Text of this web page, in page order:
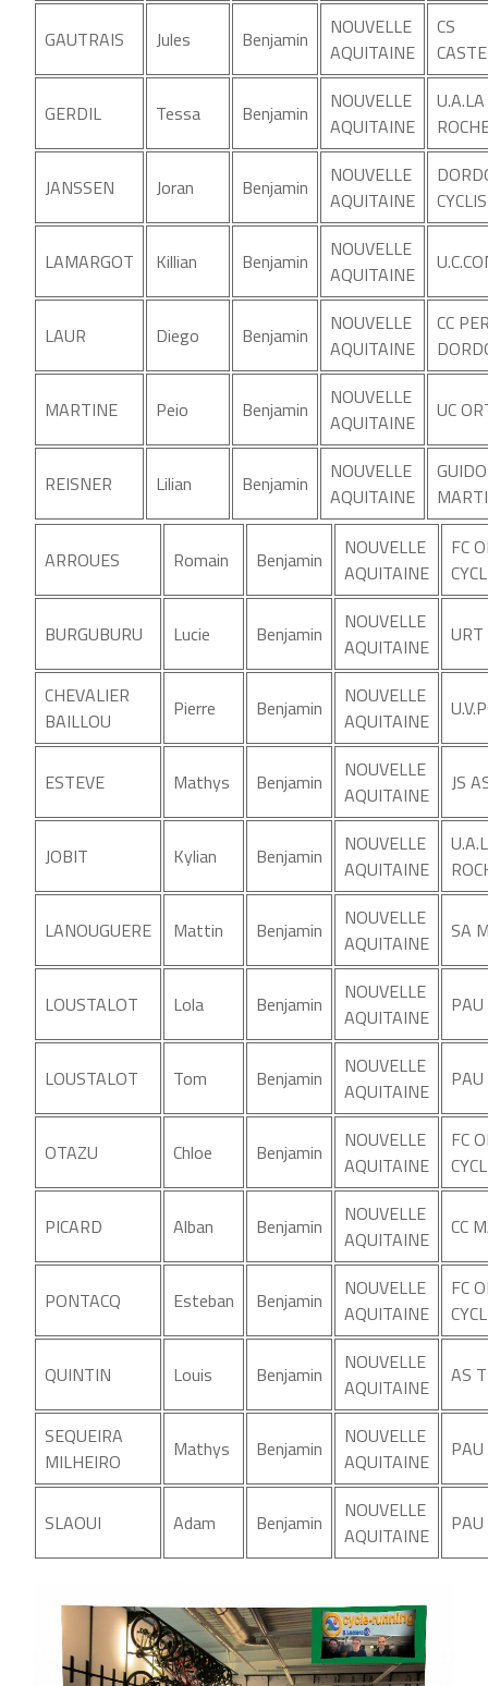
GAUTRAIS Jules Benjamin
NOUVELLE
AQUITAINE
CS
GERDIL Tessa Benjamin
NOUVELLE
AQUITAINE
U.A.LA
JANSSEN Joran Benjamin
NOUVELLE
AQUITAINE
LAMARGOT Killian Benjamin
NOUVELLE
AQUITAINE
LAUR Diego Benjamin
NOUVELLE
AQUITAINE
CC
MARTINE Peio Benjamin
NOUVELLE
AQUITAINE
UC
REISNER Lilian Benjamin
NOUVELLE
AQUITAINE
ARROUES Romain Benjamin
NOUVELLE
AQUITAINE
FC
BURGUBURU Lucie Benjamin
NOUVELLE
AQUITAINE
CHEVALIER
BAILLOU
Pierre Benjamin
NOUVELLE
AQUITAINE
ESTEVE Mathys Benjamin
NOUVELLE
AQUITAINE
JS
JOBIT Kylian Benjamin
NOUVELLE
AQUITAINE
LANOUGUERE Mattin Benjamin
NOUVELLE
AQUITAINE
SA
LOUSTALOT Lola Benjamin
NOUVELLE
AQUITAINE
LOUSTALOT Tom Benjamin
NOUVELLE
AQUITAINE
OTAZU Chloe Benjamin
NOUVELLE
AQUITAINE
FC
PICARD Alban Benjamin
NOUVELLE
AQUITAINE
CC
PONTACQ Esteban Benjamin
NOUVELLE
AQUITAINE
FC
QUINTIN Louis Benjamin
NOUVELLE
AQUITAINE
AS
SEQUEIRA
MILHEIRO
Mathys Benjamin
NOUVELLE
AQUITAINE
SLAOUI Adam Benjamin
NOUVELLE
AQUITAINE